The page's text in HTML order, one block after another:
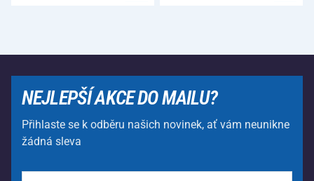
NEJLEPŠÍ AKCE DO MAILU?
Přihlaste se k odběru našich novinek, ať vám neunikne
žádná sleva